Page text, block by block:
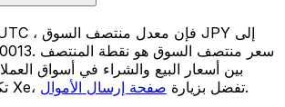
بين أسعار البيع والشراء في أسواق
تكلفة هذا التحويل مع Xe، تفضل بزيارة صفحة إرسال الأموال .